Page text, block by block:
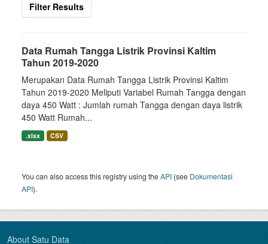
Filter Results
Data Rumah Tangga Listrik Provinsi Kaltim
Tahun 2019-2020
Merupakan Data Rumah Tangga Listrik Provinsi Kaltim
Tahun 2019-2020 Meliputi Variabel Rumah Tangga dengan
daya 450 Watt : Jumlah rumah Tangga dengan daya listrik
450 Watt Rumah...
.xlsx CSV
You can also access this registry using theAPI (see Dokumentasi
API).
About Satu Data